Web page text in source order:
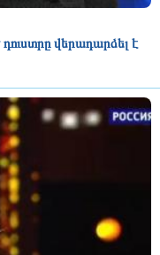
վերադարձել է